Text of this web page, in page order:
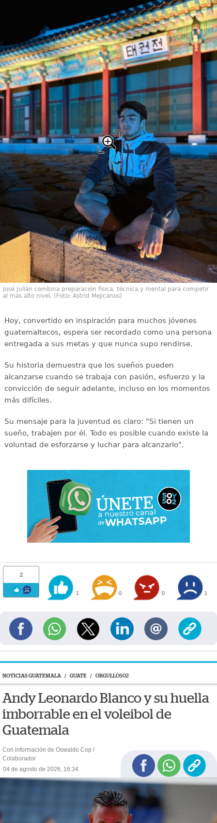
José Julián combina preparación física, técnica y mental para competir
al más alto nivel. (Foto: Astrid Mejicanos)
Hoy, convertido en inspiración para muchos jóvenes
guatemaltecos, espera ser recordado como una persona
entregada a sus metas y que nunca supo rendirse.
Su historia demuestra que los sueños pueden
alcanzarse cuando se trabaja con pasión, esfuerzo y la
convicción de seguir adelante, incluso en los momentos
más difíciles.
Su mensaje para la juventud es claro: "Si tienen un
sueño, trabajen por él. Todo es posible cuando existe la
voluntad de esforzarse y luchar para alcanzarlo".
2
1 0 0 1
NOTICIAS GUATEMALA / GUATE / ORGULLO502
Andy Leonardo Blanco y su huella
imborrable en el voleibol de
Guatemala
Con información de Oswaldo Cop /
Colaborador
04 de agosto de 2026, 16:34